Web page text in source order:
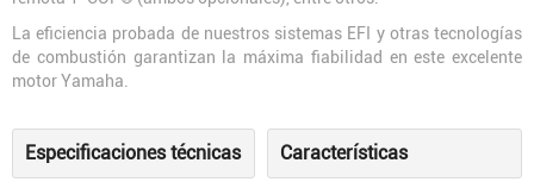
La eficiencia probada de nuestros sistemas EFI y otras tecnologías
de combustión garantizan la máxima fiabilidad en este excelente
motor Yamaha.
Especificaciones técnicas Características